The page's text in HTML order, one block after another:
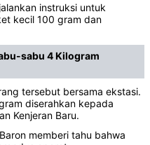
instruksi untuk
kecil 100 gram dan
sabu 4 Kilogram
tersebut bersama ekstasi.
diserahkan kepada
Kenjeran Baru.
memberi tahu bahwa